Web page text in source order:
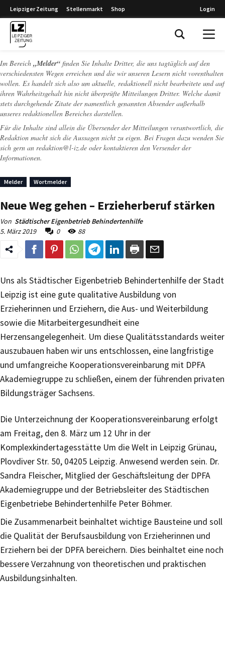
Leipziger Zeitung Stellenmarkt Shop Login
Im Bereich „Melder“ finden Sie Inhalte Dritter, die uns tagtäglich auf den
verschiedensten Wegen erreichen und die wir unseren Lesern nicht vorenthalten
wollen. Es handelt sich also um aktuelle, redaktionell nicht bearbeitete und auf
ihren Wahrheitsgehalt hin nicht überprüfte Mitteilungen Dritter. Welche damit
stets durchgehende Zitate der namentlich genannten Absender außerhalb
unseres redaktionellen Bereiches darstellen.
Für die Inhalte sind allein die Übersender der Mitteilungen verantwortlich, die
Redaktion macht sich die Aussagen nicht zu eigen. Bei Fragen dazu wenden Sie
sich gern an redaktion@l-iz.de oder kontaktieren den Versender der
Informationen.
Melder Wortmelder
Neue Weg gehen – Erzieherberuf stärken
Von Städtischer Eigenbetrieb Behindertenhilfe
5. März 2019
0 88
Uns als Städtischer Eigenbetrieb Behindertenhilfe der Stadt
Leipzig ist eine gute qualitative Ausbildung von
Erzieherinnen und Erziehern, die Aus- und Weiterbildung
sowie die Mitarbeitergesundheit eine
Herzensangelegenheit. Um diese Qualitätsstandards weiter
auszubauen haben wir uns entschlossen, eine langfristige
und umfangreiche Kooperationsvereinbarung mit DPFA
Akademiegruppe zu schließen, einem der führenden privaten
Bildungsträger Sachsens.
Die Unterzeichnung der Kooperationsvereinbarung erfolgt
am Freitag, den 8. März um 12 Uhr in der
Komplexkindertagesstätte Um die Welt in Leipzig Grünau,
Plovdiver Str. 50, 04205 Leipzig. Anwesend werden sein. Dr.
Sandra Fleischer, Mitglied der Geschäftsleitung der DPFA
Akademiegruppe und der Betriebsleiter des Städtischen
Eigenbetriebe Behindertenhilfe Peter Böhmer.
Die Zusammenarbeit beinhaltet wichtige Bausteine und soll
die Qualität der Berufsausbildung von Erzieherinnen und
Erziehern bei der DPFA bereichern. Dies beinhaltet eine noch
bessere Verzahnung von theoretischen und praktischen
Ausbildungsinhalten.